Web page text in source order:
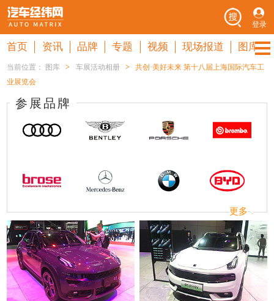
登录
首页 资讯 品牌 专题 视频 现场报道 图库
当前位置： 图库 > 车展活动相册 >
共创·美好未来 第十八届上海国际汽车工
业展览会
参展品牌
更多